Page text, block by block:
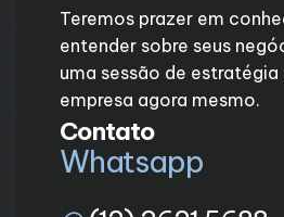
Teremos prazer em
entender sobre seus
uma sessão de estratégia
empresa agora mesmo.
Contato
Whatsapp